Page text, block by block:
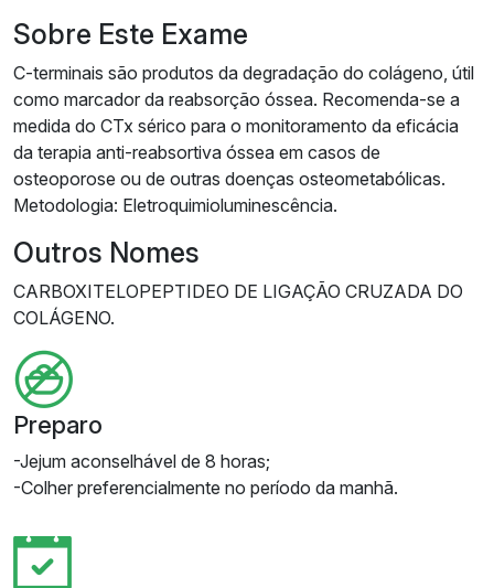
Sobre Este Exame
C-terminais são produtos da degradação do colágeno, útil
como marcador da reabsorção óssea. Recomenda-se a
medida do CTx sérico para o monitoramento da eficácia
da terapia anti-reabsortiva óssea em casos de
osteoporose ou de outras doenças osteometabólicas.
Metodologia: Eletroquimioluminescência.
Outros Nomes
CARBOXITELOPEPTIDEO DE LIGAÇÃO CRUZADA DO
COLÁGENO.
Preparo
-Jejum aconselhável de 8 horas;
-Colher preferencialmente no período da manhã.